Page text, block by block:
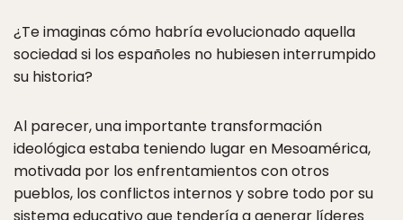
¿Te imaginas cómo habría evolucionado aquella
sociedad si los españoles no hubiesen interrumpido
su historia?
Al parecer, una importante transformación
ideológica estaba teniendo lugar en Mesoamérica,
motivada por los enfrentamientos con otros
pueblos, los conflictos internos y sobre todo por su